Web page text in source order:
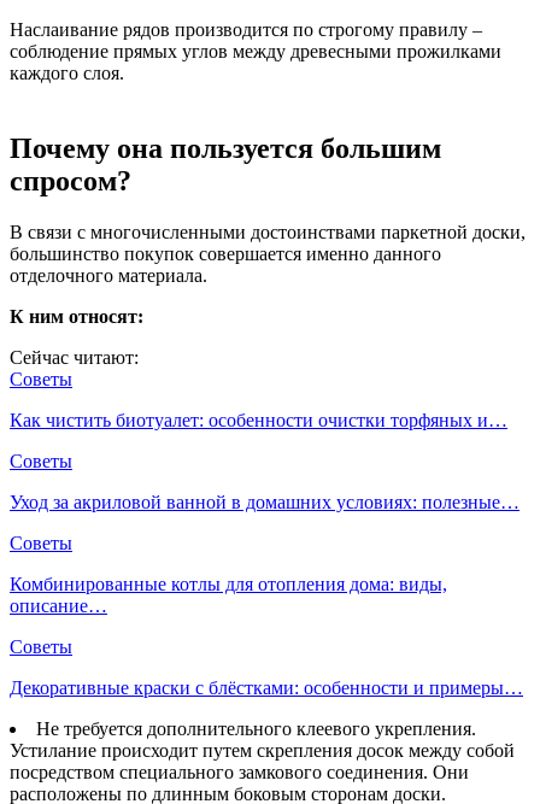
Наслаивание рядов производится по строгому правилу –
соблюдение прямых углов между древесными прожилками
каждого слоя.
Почему она пользуется большим
спросом?
В связи с многочисленными достоинствами паркетной доски,
большинство покупок совершается именно данного
отделочного материала.
К ним относят:
Сейчас читают:
Советы
Как чистить биотуалет: особенности очистки торфяных и…
Советы
Уход за акриловой ванной в домашних условиях: полезные…
Советы
Комбинированные котлы для отопления дома: виды,
описание…
Советы
Декоративные краски с блёстками: особенности и примеры…
Не требуется дополнительного клеевого укрепления.
Устилание происходит путем скрепления досок между собой
посредством специального замкового соединения. Они
расположены по длинным боковым сторонам доски.